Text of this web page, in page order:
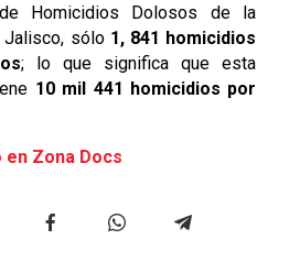
Homicidios Dolosos de la
Jalisco, sólo 1, 841 homicidios
; lo que significa que esta
10 mil 441 homicidios por
en Zona Docs